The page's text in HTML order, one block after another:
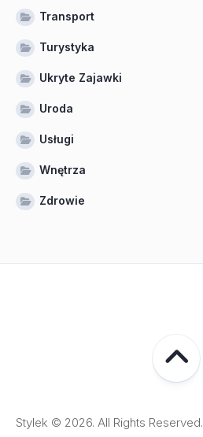
Transport
Turystyka
Ukryte Zajawki
Uroda
Usługi
Wnętrza
Zdrowie
Stylek © 2026. All Rights Reserved.